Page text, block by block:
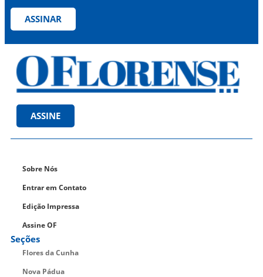
ASSINAR
ASSINE
Sobre Nós
Entrar em Contato
Edição Impressa
Assine OF
Seções
Flores da Cunha
Nova Pádua